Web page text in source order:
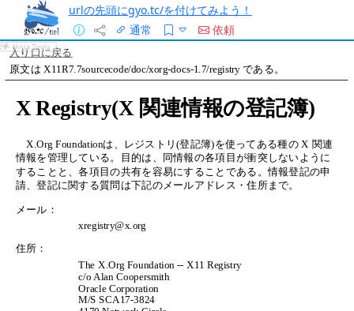
urlの先頭にgyo.tc/を付けてみよう！
通常
依頼